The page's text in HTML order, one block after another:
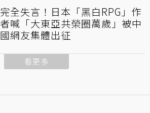
完全失言！日本「黑白RPG」作
者喊「大東亞共榮圈萬歲」被中
國網友集體出征
看更多